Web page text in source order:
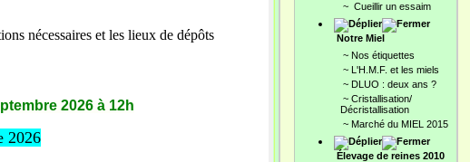
nécessaires et les lieux de dépôts
2026 à 12h
2026
~ Cueillir un essaim
Notre Miel
~ Nos étiquettes
~ L'H.M.F. et les miels
~ DLUO : deux ans ?
~ Cristallisation/
Décristallisation
~ Marché du MIEL 2015
Élevage de reines 2010